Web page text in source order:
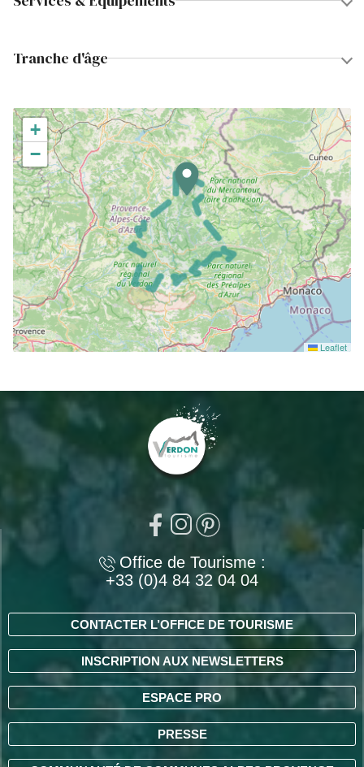
Tranche d'âge
+
−
Leaflet
Office de Tourisme :
+33 (0)4 84 32 04 04
CONTACTER L’OFFICE DE TOURISME
INSCRIPTION AUX NEWSLETTERS
ESPACE PRO
PRESSE